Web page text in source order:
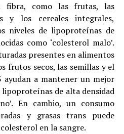
fibra, como las frutas, las
y los cereales integrales,
niveles de lipoproteínas de
como ‘colesterol malo’.
presentes en alimentos
frutos secos, las semillas y el
ayudan a mantener un mejor
de alta densidad
En cambio, un consumo
y grasas trans puede
en la sangre.